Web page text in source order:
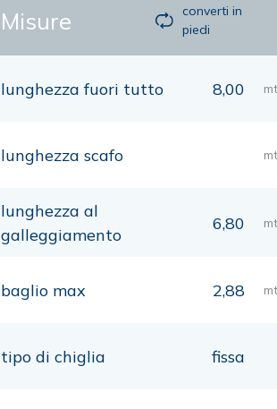
Misure
converti in
piedi
lunghezza fuori tutto 8,00 mt
lunghezza scafo mt
lunghezza al
galleggiamento
6,80 mt
baglio max 2,88 mt
tipo di chiglia fissa